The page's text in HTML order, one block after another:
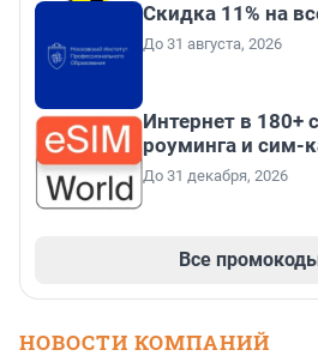
Скидка 11% на
До 31 августа, 2026
Интернет в 180+
роуминга и сим-
До 31 декабря, 2026
Все
НОВОСТИ КОМПАНИЙ